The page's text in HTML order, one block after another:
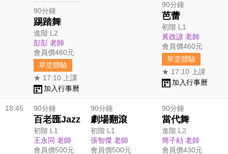
90分鐘
踢踏舞
進階 L2
彭彭 老師
會員價460元
單堂體驗
★ 17:10 上課
加入行事曆
90分鐘
芭蕾
初階 L1
黃政諺 老師
會員價460元
單堂體驗
★ 17:10 上課
加入行事曆
18:45 90分鐘
百老匯Jazz
初階 L1
王永同 老師
會員價500元
90分鐘
劇場翻滾
初階 L1
張智傑 老師
會員價500元
90分鐘
當代舞
進階 L2
簡子勛 老師
會員價430元